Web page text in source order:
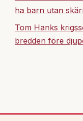
ha barn utan
Tom Hanks
bredden före